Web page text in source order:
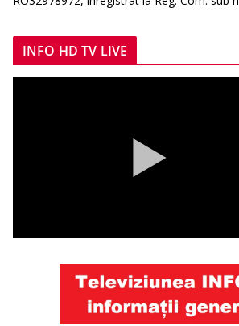
INFO HD TV LIVE